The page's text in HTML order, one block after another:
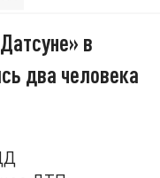
в
два человека